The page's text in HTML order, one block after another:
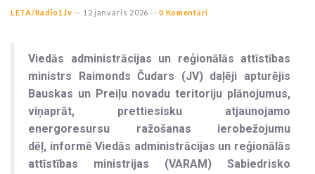
LETA/Radio1.lv -- 12 janvaris 2026 -- 0 Komentāri
Viedās administrācijas un reģionālās attīstības
ministrs Raimonds Čudars (JV) daļēji apturējis
Bauskas un Preiļu novadu teritoriju plānojumus,
viņaprāt, prettiesisku atjaunojamo
energoresursu ražošanas ierobežojumu
dēļ, informē Viedās administrācijas un reģionālās
attīstības ministrijas (VARAM) Sabiedrisko